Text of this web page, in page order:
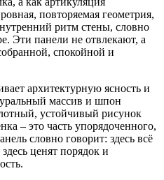
повторяемая геометрия,
ритм стены, словно
Эти панели не отвлекают, а
спокойной и
архитектурную ясность и
массив и шпон
устойчивый рисунок
– это часть упорядоченного,
словно говорит: здесь всё
ценят порядок и